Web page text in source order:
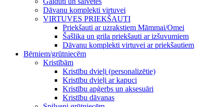
Dāvanu komplekti virtuvei
VIRTUVES PRIEKŠAUTI
Priekšauti ar uzrakstiem Māmmai/Omei
Šašlika un grila priekšauti ar izšuvumiem
Dāvanu komplekti virtuvei ar priekšautiem
Bērniem/grūtniecēm
Kristībām
Kristību dvieļi (personalizētie)
Kristību dvieļi ar kapuci
Kristību apģerbs un aksesuāri
Kristību dāvanas